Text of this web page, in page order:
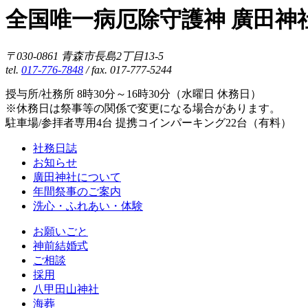
全国唯一病厄除守護神 廣田神
〒030-0861 青森市長島2丁目13-5
tel. 017-776-7848 / fax. 017-777-5244
授与所/社務所 8時30分～16時30分（水曜日 休務日）
※休務日は祭事等の関係で変更になる場合があります。
駐車場/参拝者専用4台 提携コインパーキング22台（有料）
社務日誌
お知らせ
廣田神社について
年間祭事のご案内
洗心・ふれあい・体験
お願いごと
神前結婚式
ご相談
採用
八甲田山神社
海葬